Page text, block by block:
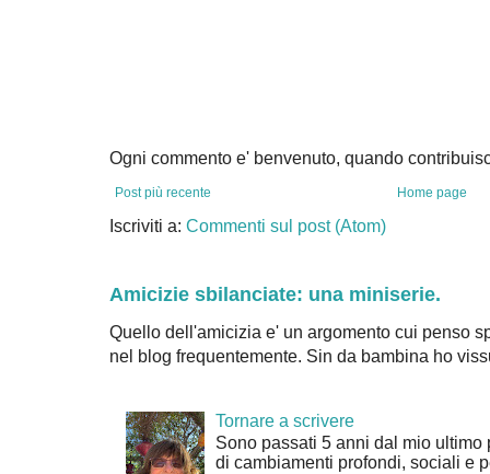
Ogni commento e' benvenuto, quando
Post più recente Home page
Iscriviti a: Commenti sul post (Atom)
Amicizie sbilanciate: una miniserie.
Quello dell'amicizia e' un argomento cui penso
nel blog frequentemente. Sin da bambina ho
Tornare a scrivere
Sono passati 5 anni dal mio
di cambiamenti profondi, sociali e